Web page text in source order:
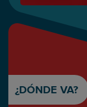
¿DÓNDE VA?